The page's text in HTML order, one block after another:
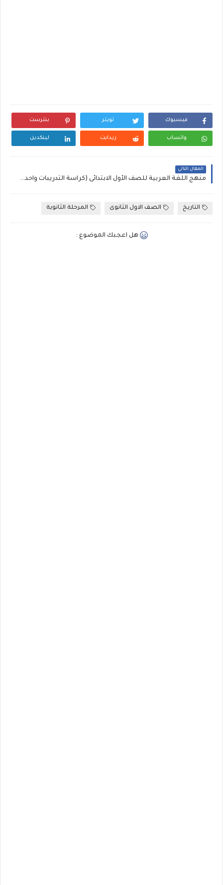
فيسبوك تويتر بنترست
واتساب ريدايت لينكدين
المقال التالي
منهج اللغة العربية للصف الأول الابتدائى (كراسة التدريبات واحدث الاختبارات ) الفصل الدراسى الأول 2018
التاريخ الصف الاول الثانوى المرحلة الثانوية
هل اعجبك الموضوع :